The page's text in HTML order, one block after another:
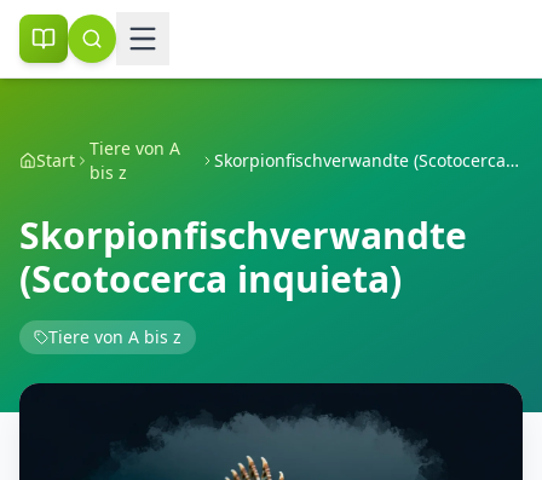
Start
Tiere von A
bis z
Skorpionfischverwandte (Scotocerca inquieta)
Skorpionfischverwandte
(Scotocerca inquieta)
Tiere von A bis z